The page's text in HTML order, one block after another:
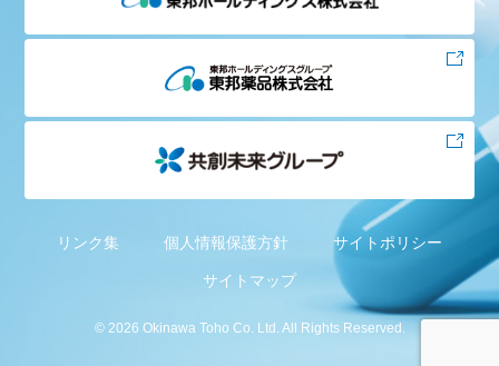
リンク集 個人情報保護方針 サイトポリシー
サイトマップ
© 2026 Okinawa Toho Co. Ltd. All Rights Reserved.